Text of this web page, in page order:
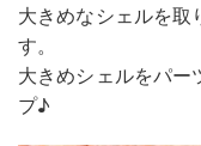
大きめなシェルを取
す。
大きめシェルをパー
プ♪